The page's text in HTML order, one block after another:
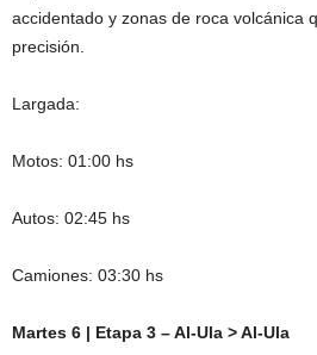
accidentado y zonas de roca volcánica
precisión.
Largada:
Motos: 01:00 hs
Autos: 02:45 hs
Camiones: 03:30 hs
Martes 6 | Etapa 3 – Al-Ula > Al-Ula